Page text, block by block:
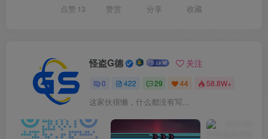
点赞 13 赞赏 分享 收藏
怪盗G德 关注
0 422 29 44 58.8W+
这家伙很懒，什么都没有写...